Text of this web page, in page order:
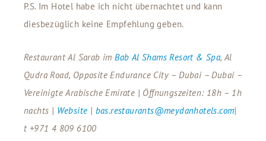
P.S. Im Hotel habe ich nicht übernachtet und kann
diesbezüglich keine Empfehlung geben.
Restaurant Al Sarab imBab Al Shams Resort & Spa, Al
Qudra Road, Opposite Endurance City – Dubai – Dubai –
Vereinigte Arabische Emirate | Öffnungszeiten: 18h – 1h
nachts | Website | bas.restaurants@meydanhotels.com|
t +971 4 809 6100